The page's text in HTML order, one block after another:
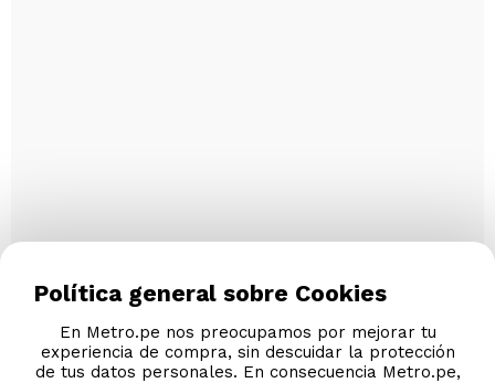
Política general sobre Cookies
En Metro.pe nos preocupamos por mejorar tu
experiencia de compra, sin descuidar la protección
de tus datos personales. En consecuencia Metro.pe,